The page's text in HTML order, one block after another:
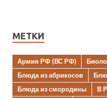
МЕТКИ
Армия РФ (ВС РФ)
Блюда из абрикосов
Блюда из смородины
В